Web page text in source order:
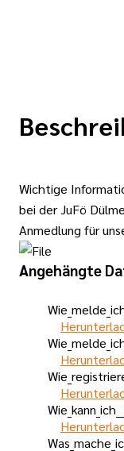
Wichtige
bei der JuFö
Anmedlung für
Angehängte